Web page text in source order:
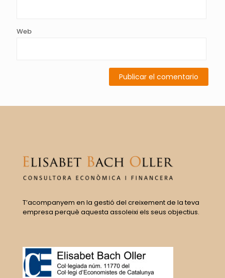
Web
T’acompanyem en la gestió del creixement de la teva
empresa perquè aquesta assoleixi els seus objectius.